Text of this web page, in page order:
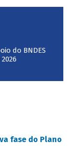
do BNDES
fase do Plano